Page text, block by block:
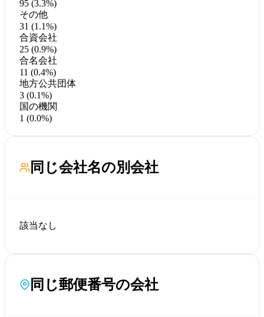
95 (3.3%)
その他
31 (1.1%)
合資会社
25 (0.9%)
合名会社
11 (0.4%)
地方公共団体
3 (0.1%)
国の機関
1 (0.0%)
同じ会社名の別会社
該当なし
同じ郵便番号の会社